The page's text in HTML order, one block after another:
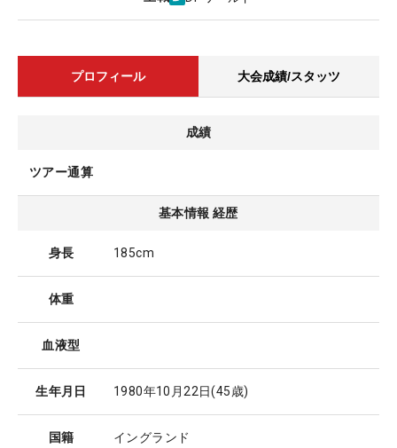
プロフィール 大会成績/スタッツ
成績
ツアー通算
基本情報 経歴
身長 185cm
体重
血液型
生年月日 1980年10月22日(45歳)
国籍 イングランド